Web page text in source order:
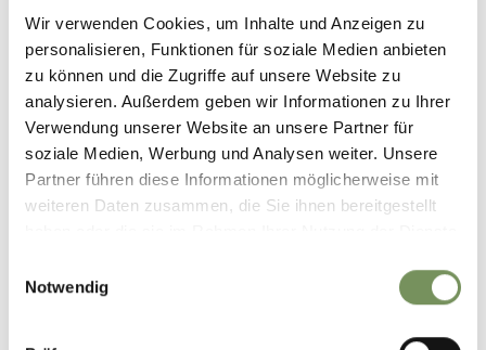
Wir verwenden Cookies, um Inhalte und Anzeigen zu
personalisieren, Funktionen für soziale Medien anbieten
zu können und die Zugriffe auf unsere Website zu
analysieren. Außerdem geben wir Informationen zu Ihrer
Verwendung unserer Website an unsere Partner für
soziale Medien, Werbung und Analysen weiter. Unsere
Partner führen diese Informationen möglicherweise mit
weiteren Daten zusammen, die Sie ihnen bereitgestellt
Notwendig
(orografica) del fiume, direttamente sulla pista ciclabile
della Val Venosta. La base è raggiungibile in macchina ed
è dotata di parcheggio.
Trasporto pubblico
Collegamento Treno 250 da Merano/Malles a Rablà.
dom
10:00 - 17:00